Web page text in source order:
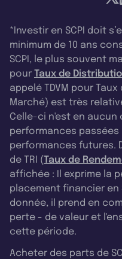
*Investir en SCPI doit
minimum de 10 ans
SCPI, le plus souvent
pour Taux de
appelé TDVM pour
Marché) est très
Celle-ci n'est en aucun
performances passées
performances futures.
de TRI (Taux de
affichée : Il exprime la
placement financier en
donnée, il prend en
perte - de valeur et
cette période.
Acheter des parts de